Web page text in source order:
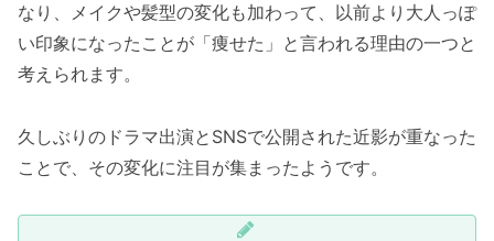
なり、メイクや髪型の変化も加わって、以前より大人っぽ
い印象になったことが「痩せた」と言われる理由の一つと
考えられます。
久しぶりのドラマ出演とSNSで公開された近影が重なった
ことで、その変化に注目が集まったようです。